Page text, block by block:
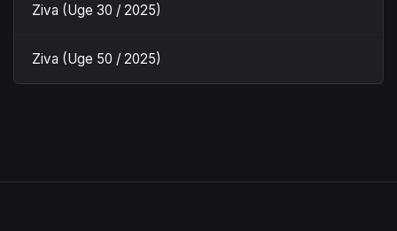
Ziva (Uge 30 / 2025)
Ziva (Uge 50 / 2025)